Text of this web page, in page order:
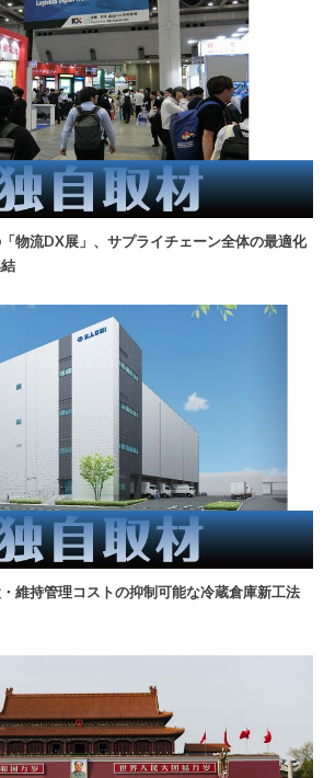
「物流DX展」、サプライチェーン全体の最適化
・維持管理コストの抑制可能な冷蔵倉庫新工法